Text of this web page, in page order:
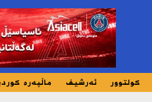
کولتوور ئەرشیف ماڵپەرە